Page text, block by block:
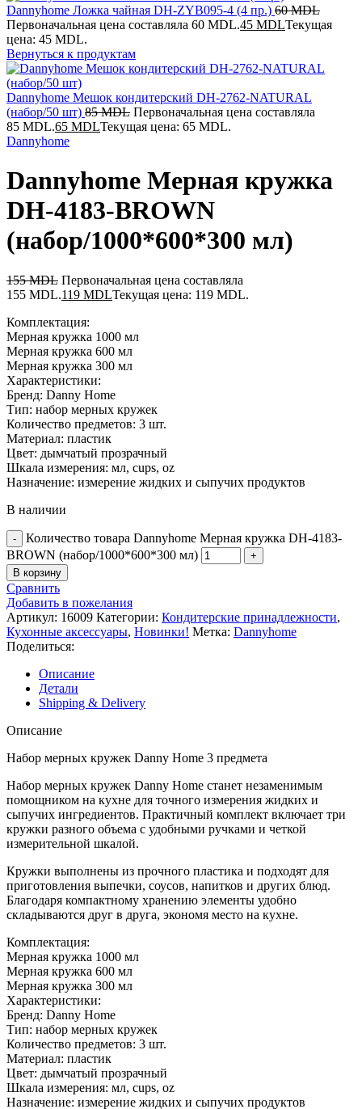
Dannyhome Ложка чайная DH-ZYB095-4 (4 пр.) 60MDL
Первоначальная цена составляла 60 MDL.45 MDLТекущая
цена: 45 MDL.
Вернуться к продуктам
Dannyhome Мешок кондитерский DH-2762-NATURAL
(набор/50 шт) 85MDL Первоначальная цена составляла
85 MDL.65 MDLТекущая цена: 65 MDL.
Dannyhome
Dannyhome Мерная кружка
DH-4183-BROWN
(набор/1000*600*300 мл)
155MDL Первоначальная цена составляла
155 MDL.119 MDLТекущая цена: 119 MDL.
Комплектация:
Мерная кружка 1000 мл
Мерная кружка 600 мл
Мерная кружка 300 мл
Характеристики:
Бренд: Danny Home
Тип: набор мерных кружек
Количество предметов: 3 шт.
Материал: пластик
Цвет: дымчатый прозрачный
Шкала измерения: мл, cups, oz
Назначение: измерение жидких и сыпучих продуктов
В наличии
Количество товара Dannyhome Мерная кружка DH-4183-
BROWN (набор/1000*600*300 мл)
В корзину
Сравнить
Добавить в пожелания
Артикул: 16009 Категории: Кондитерские принадлежности,
Кухонные аксессуары, Новинки! Метка: Dannyhome
Поделиться:
Описание
Детали
Shipping & Delivery
Описание
Набор мерных кружек Danny Home 3 предмета
Набор мерных кружек Danny Home станет незаменимым
помощником на кухне для точного измерения жидких и
сыпучих ингредиентов. Практичный комплект включает три
кружки разного объема с удобными ручками и четкой
измерительной шкалой.
Кружки выполнены из прочного пластика и подходят для
приготовления выпечки, соусов, напитков и других блюд.
Благодаря компактному хранению элементы удобно
складываются друг в друга, экономя место на кухне.
Комплектация:
Мерная кружка 1000 мл
Мерная кружка 600 мл
Мерная кружка 300 мл
Характеристики:
Бренд: Danny Home
Тип: набор мерных кружек
Количество предметов: 3 шт.
Материал: пластик
Цвет: дымчатый прозрачный
Шкала измерения: мл, cups, oz
Назначение: измерение жидких и сыпучих продуктов